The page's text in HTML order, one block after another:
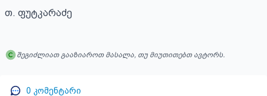
თ. ფუტკარაძე
შეგიძლიათ გააზიაროთ მასალა, თუ მიუთითებთ ავტორს.
0 კომენტარი